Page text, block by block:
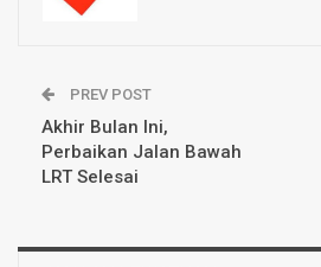
PREV POST
Akhir Bulan Ini,
Perbaikan Jalan Bawah
LRT Selesai